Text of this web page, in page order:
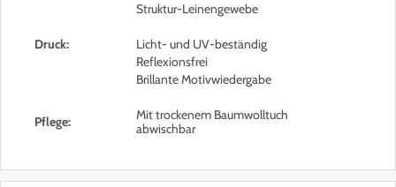
Struktur-Leinengewebe
Druck:
Licht- und UV-beständig
Reflexionsfrei
Brillante Motivwiedergabe
Pflege:
Mit trockenem Baumwolltuch
abwischbar